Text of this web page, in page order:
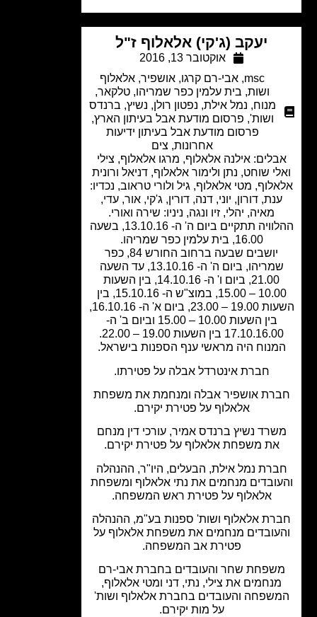
יעקב (ג'קי) אלאלוף ז"ל
אוקטובר 13, 2016
אבי-רם קרגו,אושפיר ,אלאלוף
בית עלמין כפר שמריהו ,טלקאר,
מנוח, נמל אילת,נפטון רולן,נשיץ, ברנדס
ושות', פרסום מודעת אבל בעיתון הארץ,
פרסום מודעת אבל בעיתון ידיעות
אחרונות,צים
אילנה אלאלוף, מרגו אלאלוף, צילי
שוחט, נתן ולימור אלאלוף, דניאל ורונית
מטי אלאלוף, גיל ולורי טראוב, נכדיו:
דורון, יוני, דנה, דורין, ג'קי, אור, עדי,
מאיה, יהלי, זיו ונגה, ניניו: שירה ואורי.
ההלוויה תתקיים ביום ה' ה- 13.10.16, בשעה
יושבים שבעה ברחוב החורש 84, כפר
שמריהו, ביום ה' ה- 13.10.16, עד השעה
21.00, ביום ו' ה- 14.10.16, בין השעות
10.00 – 15.00, במוצ"ש ה- 15.10.16, בין
השעות 19.00 – 23.00, ביום א' ה- 16.10.16,
בין השעות 10.00 – 15.00 וביום ב' ה-
בין השעות 19.00 – 22.00.
היה מראשי ענף הספנות בישראל.
חברת אינטרדל אבלה על פטירתו.
אושפיר אבלה ומנחמת את משפחת
אלאלוף על פטירת יקירם.
נשיץ ברנדס אמיר, עורכי דין מנחם
את משפחת אלאלוף על פטירת יקירם.
נמל אילת, הבעלים, היו"ר, ההנהלה
מנחמים את נתי אלאלוף ומשפחת
אלאלוף על פטירת ראש המשפחה.
אלאלוף ושות' ספנות בע"מ, ההנהלה
מנחמים את משפחת אלאלוף על
פטירת אב המשפחה.
שחר והעובדים בחברת אבי-רם
את צילי, נתי, דני ומטי אלאלוף,
והעובדים בחברת אלאלוף ושות'
על מות יקירם.